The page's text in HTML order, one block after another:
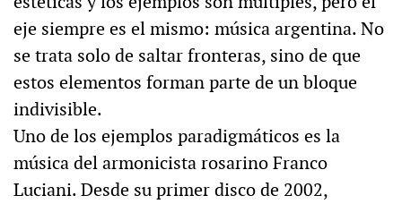
eje siempre es el mismo: música argentina. No
se trata solo de saltar fronteras, sino de que
estos elementos forman parte de un bloque
indivisible.
Uno de los ejemplos paradigmáticos es la
música del armonicista rosarino Franco
Luciani. Desde su primer disco de 2002,